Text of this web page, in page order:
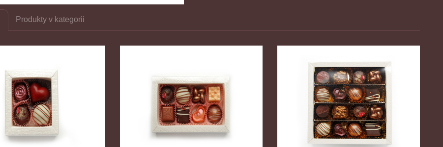
Produkty v kategorii